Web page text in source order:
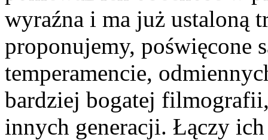
wyraźna i ma już ustaloną
proponujemy, poświęcone
temperamencie,
bardziej bogatej
innych generacji. Łączy